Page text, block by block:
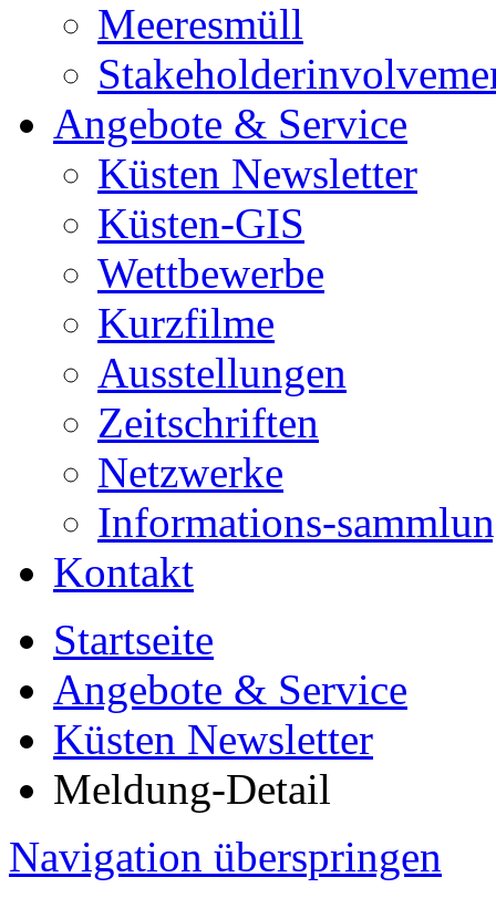
Meeresmüll
Angebote & Service
Küsten Newsletter
Küsten-GIS
Wettbewerbe
Kurzfilme
Ausstellungen
Zeitschriften
Netzwerke
Informations-
Kontakt
Startseite
Angebote & Service
Küsten Newsletter
Meldung-Detail
Navigation überspringen